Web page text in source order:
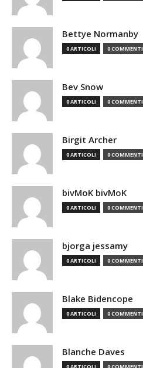
Bettye Normanby
0 ARTICOLI 0 COMMENTI
Bev Snow
0 ARTICOLI 0 COMMENTI
Birgit Archer
0 ARTICOLI 0 COMMENTI
bivMoK bivMoK
0 ARTICOLI 0 COMMENTI
bjorga jessamy
0 ARTICOLI 0 COMMENTI
Blake Bidencope
0 ARTICOLI 0 COMMENTI
Blanche Daves